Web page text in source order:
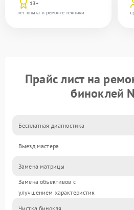
13+
лет опыта в ремонте техники
Прайс лист на
биноклей
Бесплатная диагностика
Выезд мастера
Замена матрицы
Замена объективов с
улучшением характеристик
Чистка бинокля